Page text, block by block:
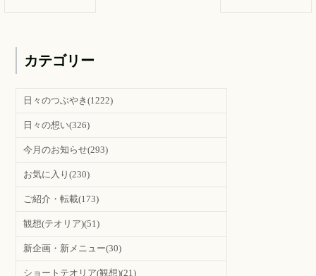
カテゴリー
日々のつぶやき(1222)
日々の想い(326)
今月のお知らせ(293)
お気に入り(230)
ご紹介・転載(173)
観想(テオリア)(51)
新企画・新メニュー(30)
ショートテオリア(観想)(21)